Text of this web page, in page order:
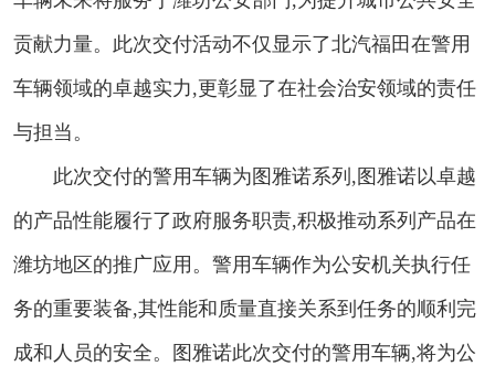
贡献力量。此次交付活动不仅显示了北汽福田在警用
车辆领域的卓越实力,更彰显了在社会治安领域的责任
与担当。
此次交付的警用车辆为图雅诺系列,图雅诺以卓越
的产品性能履行了政府服务职责,积极推动系列产品在
潍坊地区的推广应用。警用车辆作为公安机关执行任
务的重要装备,其性能和质量直接关系到任务的顺利完
成和人员的安全。图雅诺此次交付的警用车辆,将为公